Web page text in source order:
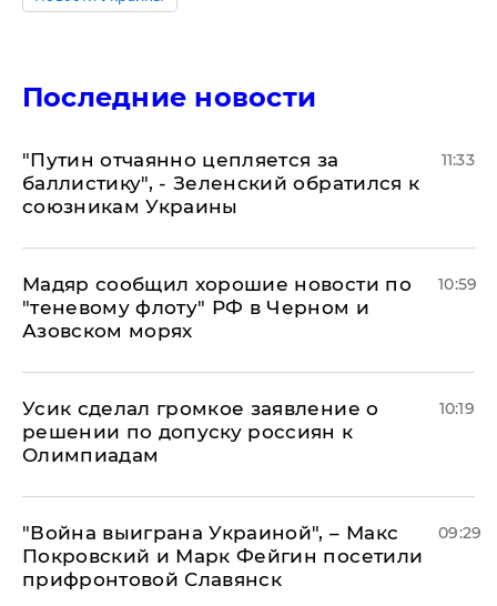
Последние новости
"Путин отчаянно цепляется за
баллистику", - Зеленский обратился к
союзникам Украины
11:33
Мадяр сообщил хорошие новости по
"теневому флоту" РФ в Черном и
Азовском морях
10:59
Усик сделал громкое заявление о
решении по допуску россиян к
Олимпиадам
10:19
"Война выиграна Украиной", – Макс
Покровский и Марк Фейгин посетили
прифронтовой Славянск
09:29